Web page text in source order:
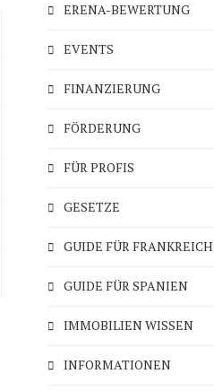
ERENA-BEWERTUNG
EVENTS
FINANZIERUNG
FÖRDERUNG
FÜR PROFIS
GESETZE
GUIDE FÜR FRANKREICH
GUIDE FÜR SPANIEN
IMMOBILIEN WISSEN
INFORMATIONEN